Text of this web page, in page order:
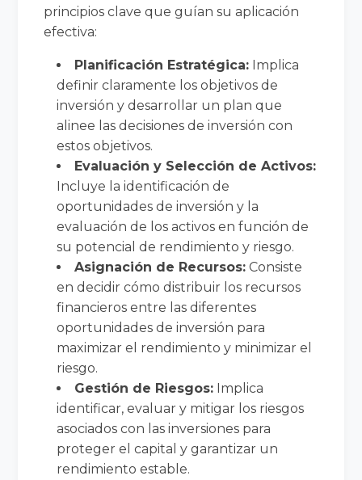
principios clave que guían su aplicación
efectiva:
Planificación Estratégica: Implica
definir claramente los objetivos de
inversión y desarrollar un plan que
alinee las decisiones de inversión con
estos objetivos.
Evaluación y Selección de Activos:
Incluye la identificación de
oportunidades de inversión y la
evaluación de los activos en función de
su potencial de rendimiento y riesgo.
Asignación de Recursos: Consiste
en decidir cómo distribuir los recursos
financieros entre las diferentes
oportunidades de inversión para
maximizar el rendimiento y minimizar el
riesgo.
Gestión de Riesgos: Implica
identificar, evaluar y mitigar los riesgos
asociados con las inversiones para
proteger el capital y garantizar un
rendimiento estable.